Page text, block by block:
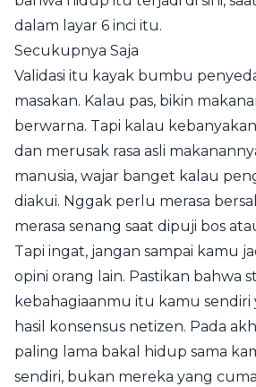
dalam layar 6 inci itu.
Secukupnya Saja
Validasi itu kayak bumbu
masakan. Kalau pas, bikin
berwarna. Tapi kalau
dan merusak rasa asli
manusia, wajar banget kalau
diakui. Nggak perlu merasa
merasa senang saat dipuji bos
Tapi ingat, jangan sampai kamu
opini orang lain. Pastikan bahwa
kebahagiaanmu itu kamu
hasil konsensus netizen. Pada
paling lama bakal hidup sama
sendiri, bukan mereka yang